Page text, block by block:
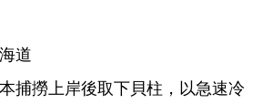
道
捕撈上岸後取下貝柱，以急速冷